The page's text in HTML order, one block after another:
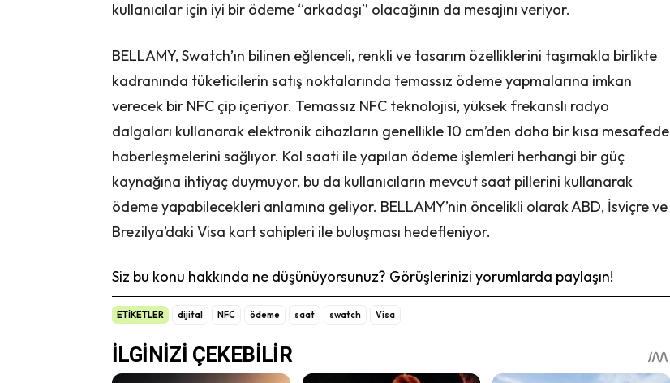
kullanıcılar için iyi bir ödeme “arkadaşı” olacağının da mesajını veriyor.
BELLAMY, Swatch’ın bilinen eğlenceli, renkli ve tasarım özelliklerini taşımakla birlikte
kadranında tüketicilerin satış noktalarında temassız ödeme yapmalarına imkan
verecek bir NFC çip içeriyor. Temassız NFC teknolojisi, yüksek frekanslı radyo
dalgaları kullanarak elektronik cihazların genellikle 10 cm’den daha bir kısa mesafede
haberleşmelerini sağlıyor. Kol saati ile yapılan ödeme işlemleri herhangi bir güç
kaynağına ihtiyaç duymuyor, bu da kullanıcıların mevcut saat pillerini kullanarak
ödeme yapabilecekleri anlamına geliyor. BELLAMY’nin öncelikli olarak ABD, İsviçre ve
Brezilya’daki Visa kart sahipleri ile buluşması hedefleniyor.
Siz bu konu hakkında ne düşünüyorsunuz? Görüşlerinizi yorumlarda paylaşın!
ETİKETLER dijital NFC ödeme saat swatch Visa